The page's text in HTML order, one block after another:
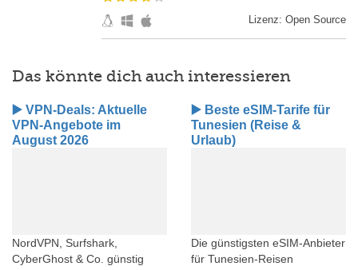
Lizenz: Open Source
Das könnte dich auch interessieren
▶️ VPN-Deals: Aktuelle
VPN-Angebote im
August 2026
NordVPN, Surfshark,
CyberGhost & Co. günstig
▶️ Beste eSIM-Tarife für
Tunesien (Reise &
Urlaub)
Die günstigsten eSIM-Anbieter
für Tunesien-Reisen